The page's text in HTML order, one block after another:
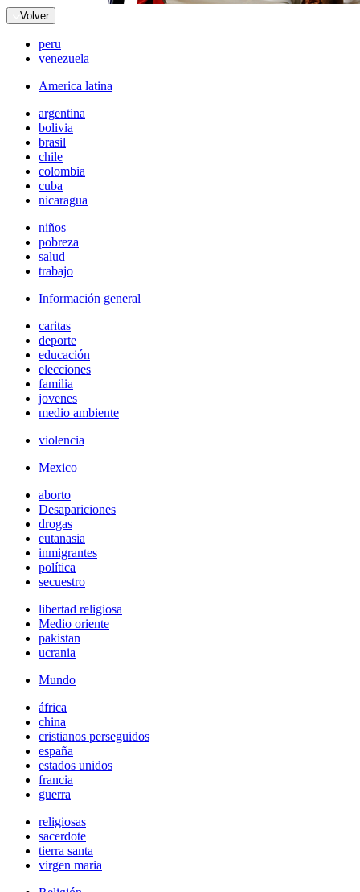
Volver
peru
venezuela
America latina
argentina
bolivia
brasil
chile
colombia
cuba
nicaragua
niños
pobreza
salud
trabajo
Información general
caritas
deporte
educación
elecciones
familia
jovenes
medio ambiente
violencia
Mexico
aborto
Desapariciones
drogas
eutanasia
inmigrantes
política
secuestro
libertad religiosa
Medio oriente
pakistan
ucrania
Mundo
áfrica
china
cristianos perseguidos
españa
estados unidos
francia
guerra
religiosas
sacerdote
tierra santa
virgen maria